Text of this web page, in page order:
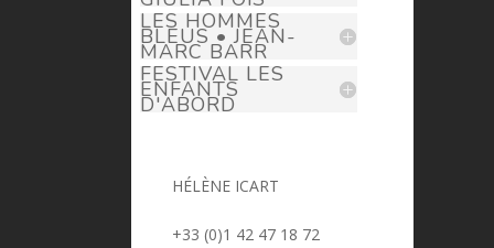
LES HOMMES
BLEUS • JEAN-
MARC BARR
FESTIVAL LES
ENFANTS
D'ABORD
HÉLÈNE ICART
> helene.icart@prima-donna.fr
+33 (0)1 42 47 18 72